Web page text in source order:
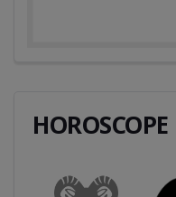
HOROSCOPE